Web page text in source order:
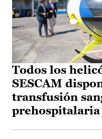
Todos los
SESCAM
transfusión
prehospitalaria